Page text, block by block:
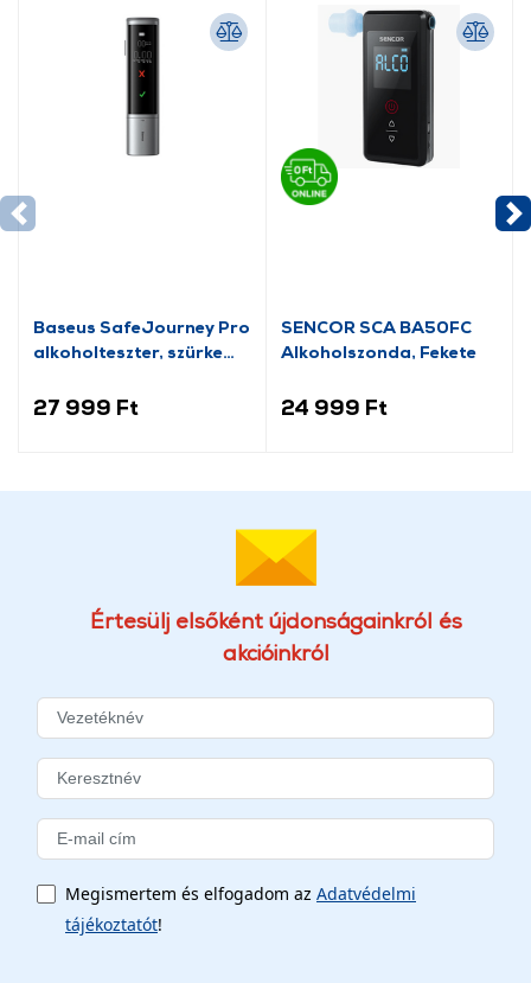
Baseus SafeJourney Pro
alkoholteszter, szürke
27 999 Ft
SENCOR SCA BA50FC
Alkoholszonda, Fekete
24 999 Ft
Értesülj elsőként újdonságainkról és
akcióinkról
Megismertem és elfogadom az Adatvédelmi
tájékoztatót!